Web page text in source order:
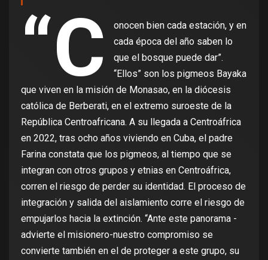
“C
onocen bien cada estación, y en
cada época del año saben lo
que el bosque puede dar”.
“Ellos” son los pigmeos Bayaka
que viven en la misión de Monasao, en la diócesis
católica de Berberati, en el extremo suroeste de la
República Centroafricana. A su llegada a Centroáfrica
en 2022, tras ocho años viviendo en Cuba, el padre
Farina constata que los pigmeos, al tiempo que se
integran con otros grupos y etnias en Centroáfrica,
corren el riesgo de perder su identidad. El proceso de
integración y salida del aislamiento corre el riesgo de
empujarlos hacia la extinción. “Ante este panorama -
advierte el misionero-nuestro compromiso se
convierte también en el de proteger a este grupo, su